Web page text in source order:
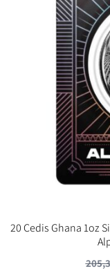
20 Cedis Ghana 1oz